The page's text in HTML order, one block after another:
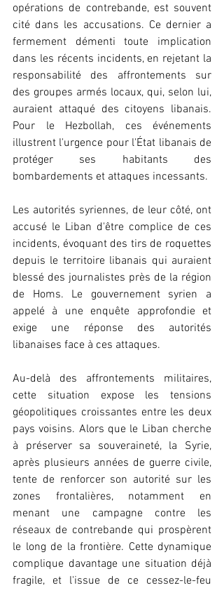
opérations de contrebande, est souvent
cité dans les accusations. Ce dernier a
fermement démenti toute implication
dans les récents incidents, en rejetant la
responsabilité des affrontements sur
des groupes armés locaux, qui, selon lui,
auraient attaqué des citoyens libanais.
Pour le Hezbollah, ces événements
illustrent l'urgence pour l'État libanais de
protéger ses habitants des
bombardements et attaques incessants.
Les autorités syriennes, de leur côté, ont
accusé le Liban d'être complice de ces
incidents, évoquant des tirs de roquettes
depuis le territoire libanais qui auraient
blessé des journalistes près de la région
de Homs. Le gouvernement syrien a
appelé à une enquête approfondie et
exige une réponse des autorités
libanaises face à ces attaques.
Au-delà des affrontements militaires,
cette situation expose les tensions
géopolitiques croissantes entre les deux
pays voisins. Alors que le Liban cherche
à préserver sa souveraineté, la Syrie,
après plusieurs années de guerre civile,
tente de renforcer son autorité sur les
zones frontalières, notamment en
menant une campagne contre les
réseaux de contrebande qui prospèrent
le long de la frontière. Cette dynamique
complique davantage une situation déjà
fragile, et l'issue de ce cessez-le-feu